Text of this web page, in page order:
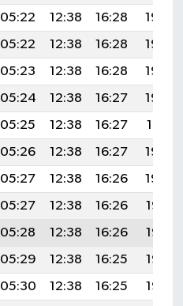
05:22 12:38 16:28
19:45
05:22 12:38 16:28
19:44
05:23 12:38 16:28
19:43
05:24 12:38 16:27
19:42
05:25 12:38 16:27
19:41
05:26 12:38 16:27
19:40
05:27 12:38 16:26
19:39
05:27 12:38 16:26
19:38
05:28 12:38 16:26
19:37
05:29 12:38 16:25
19:36
05:30 12:38 16:25
19:35